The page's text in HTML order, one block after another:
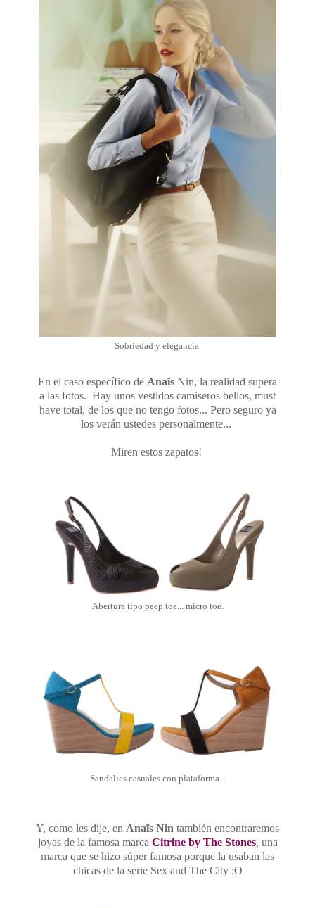
Sobriedad y elegancia
En el caso específico de Anaïs Nin, la realidad supera
a las fotos. Hay unos vestidos camiseros bellos, must
have total, de los que no tengo fotos... Pero seguro ya
los verán ustedes personalmente...
Miren estos zapatos!
Abertura tipo peep toe... micro toe.
Sandalias casuales con plataforma...
Y, como les dije, en Anaïs Nin también encontraremos
joyas de la famosa marca Citrine by The Stones, una
marca que se hizo súper famosa porque la usaban las
chicas de la serie Sex and The City :O